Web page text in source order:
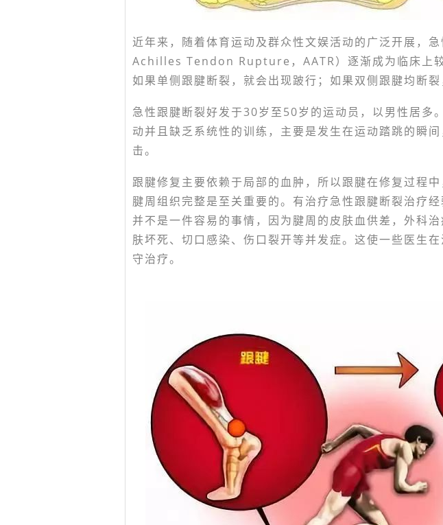
近年来，随着体育运动及群众性文娱活动的广泛开展，
Achilles Tendon Rupture，AATR）逐渐成为临床上较
如果单侧跟腱断裂，就会出现跛行；如果双侧跟腱均断裂
急性跟腱断裂好发于30岁至50岁的运动员，以男性居多
动并且缺乏系统性的训练，主要是发生在运动踏跳的瞬
击。
跟腱修复主要依赖于局部的血肿，所以跟腱在修复过程
腱周组织完整是至关重要的。有治疗急性跟腱断裂治疗
并不是一件容易的事情，因为腱周的皮肤血供差，外科
肤坏死、切口感染、伤口裂开等并发症。这使一些医生
守治疗。